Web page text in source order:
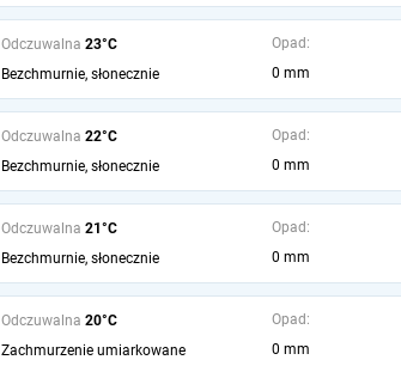
Odczuwalna 23°C
Bezchmurnie, słonecznie
Opad:
0 mm
Odczuwalna 22°C
Bezchmurnie, słonecznie
Opad:
0 mm
Odczuwalna 21°C
Bezchmurnie, słonecznie
Opad:
0 mm
Odczuwalna 20°C
Zachmurzenie umiarkowane
Opad:
0 mm